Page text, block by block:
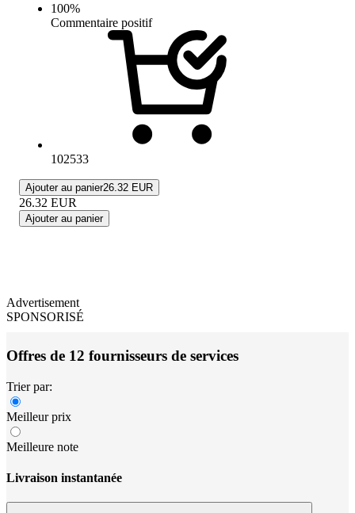
100%
Commentaire positif
102533
Ajouter au panier26.32 EUR
26.32 EUR
Ajouter au panier
Advertisement
SPONSORISÉ
Offres de 12 fournisseurs de services
Trier par:
Meilleur prix
Meilleure note
Livraison instantanée